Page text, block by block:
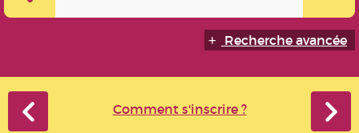
Recherche avancée
Comment s'inscrire ?